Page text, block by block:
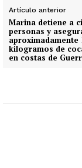
Artículo anterior
Marina detiene a
personas y
aproximadamente
kilogramos de
en costas de